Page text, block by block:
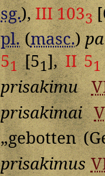
sg.),III 1033
pl.(masc.)
51[51],II 51
prisakimu
prisakimai
„gebotten
prisakimus